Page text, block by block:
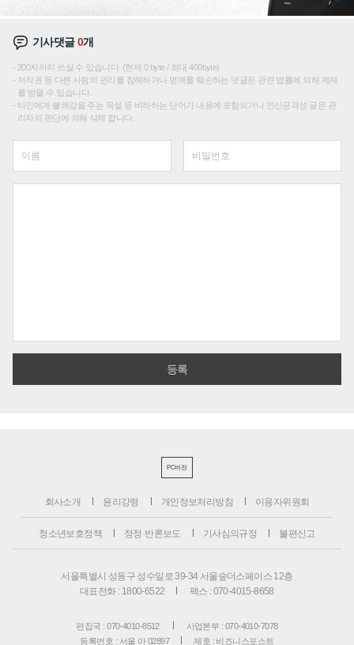
기사댓글0개
200자까지 쓰실 수 있습니다. (현재 0 byte / 최대 400byte)
저작권 등 다른 사람의 권리를 침해하거나 명예를 훼손하는 댓글은 관련 법률에 의해 제재
를 받을 수 있습니다.
타인에게 불쾌감을 주는 욕설 등 비하하는 단어가 내용에 포함되거나 인신공격성 글은 관
리자의 판단에 의해 삭제 합니다.
PC버전
회사소개 윤리강령 개인정보처리방침 이용자위원회
청소년보호정책 정정·반론보도 기사심의규정 불편신고
서울특별시 성동구 성수일로 39-34 서울숲더스페이스 12층
대표전화 : 1800-6522
팩스 : 070-4015-8658
편집국 : 070-4010-8512
사업본부 : 070-4010-7078
등록번호 : 서울 아 02897
제호 : 비즈니스포스트